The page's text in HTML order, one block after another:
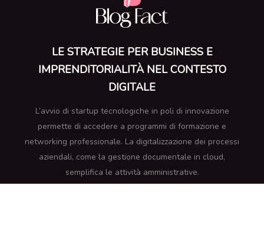
LE STRATEGIE PER BUSINESS E
IMPRENDITORIALITÀ NEL CONTESTO
DIGITALE
L’avvio di startup tecnologiche in poli di innovazione
permette di accedere a programmi di formazione e
networking professionale. La digitalizzazione dei processi
aziendali, come la gestione documentale in cloud,
semplifica le attività amministrative.